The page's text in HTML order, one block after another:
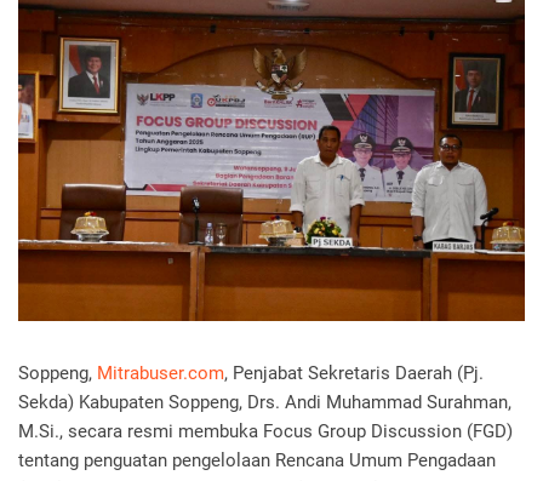
Soppeng, Mitrabuser.com, Penjabat Sekretaris Daerah (Pj.
Sekda) Kabupaten Soppeng, Drs. Andi Muhammad Surahman,
M.Si., secara resmi membuka Focus Group Discussion (FGD)
tentang penguatan pengelolaan Rencana Umum Pengadaan